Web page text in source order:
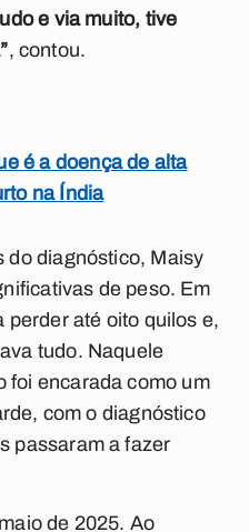
e via muito, tive
, contou.
é a doença de alta
na Índia
do diagnóstico, Maisy
de peso. Em
perder até oito quilos e,
tudo. Naquele
foi encarada como um
com o diagnóstico
passaram a fazer
de 2025. Ao